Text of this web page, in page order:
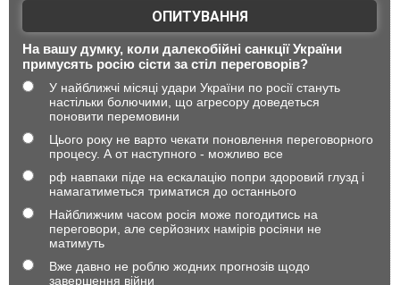
ОПИТУВАННЯ
На вашу думку, коли далекобійні санкції України
примусять росію сісти за стіл переговорів?
У найближчі місяці удари України по росії стануть
настільки болючими, що агресору доведеться
поновити перемовини
Цього року не варто чекати поновлення переговорного
процесу. А от наступного - можливо все
рф навпаки піде на ескалацію попри здоровий глузд і
намагатиметься триматися до останнього
Найближчим часом росія може погодитись на
переговори, але серйозних намірів росіяни не
матимуть
Вже давно не роблю жодних прогнозів щодо
завершення війни